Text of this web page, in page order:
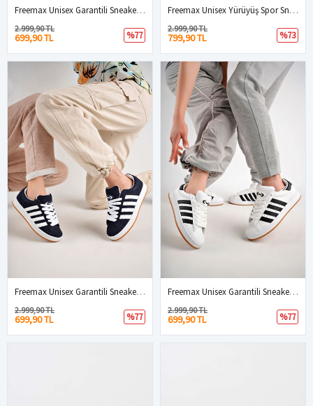
Freemax Unisex Garantili Sneaker Spor Ayakkabı. Buz
699,90 TL
2.999,90 TL
%77
Freemax Unisex Yürüyüş Spor Sneaker Ayakkabı FREEMAX101-21221 SİYAH
799,90 TL
2.999,90 TL
%73
Freemax Unisex Garantili Sneaker Spor Ayakkabı. Lacivert
699,90 TL
2.999,90 TL
%77
Freemax Unisex Garantili Sneaker Spor Ayakkabı. Beyaz Siyah
699,90 TL
2.999,90 TL
%77